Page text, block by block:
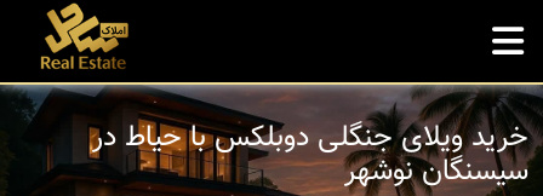
خرید ویلای جنگلی دوبلکس با حیاط در
سیسنگان نوشهر